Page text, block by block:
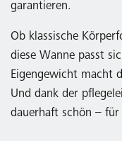
garantieren.
Ob klassische
diese Wanne passt
Eigengewicht macht
Und dank der
dauerhaft schön –